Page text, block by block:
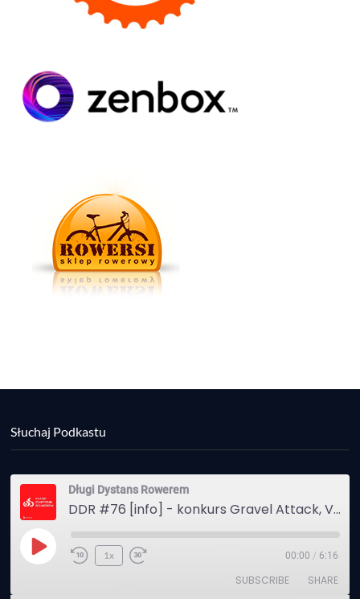
Słuchaj Podkastu
Długi Dystans Rowerem
DDR #76 [info] - konkurs Gravel Attack, Varmia Gravel, Bike Expo, Inspire India Ultra Race
Play
1x 00:00 / 6:16
SUBSCRIBE SHARE